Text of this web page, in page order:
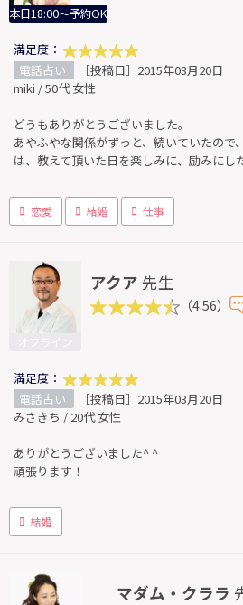
本日18:00～予約OK
満足度：
電話占い
［投稿日］2015年03月20日
miki / 50代 女性
どうもありがとうございました。
あやふやな関係がずっと、続いていたので
は、教えて頂いた日を楽しみに、励みにし
恋愛 結婚 仕事
アクア 先生
（4.56）
満足度：
電話占い
［投稿日］2015年03月20日
みさきち / 20代 女性
ありがとうございました^ ^
頑張ります！
結婚
マダム・クララ